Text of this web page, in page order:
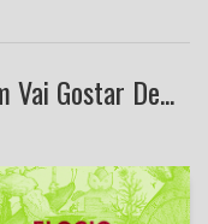
Vai Gostar De...